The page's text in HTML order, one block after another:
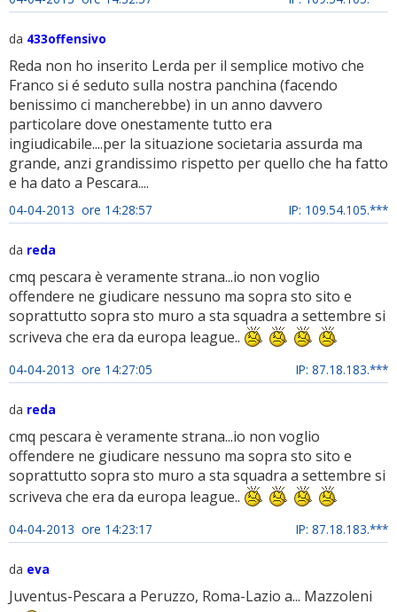
da 433offensivo
Reda non ho inserito Lerda per il semplice motivo che
Franco si é seduto sulla nostra panchina (facendo
benissimo ci mancherebbe) in un anno davvero
particolare dove onestamente tutto era
ingiudicabile....per la situazione societaria assurda ma
grande, anzi grandissimo rispetto per quello che ha fatto
e ha dato a Pescara....
04-04-2013 ore 14:28:57 IP: 109.54.105.***
da reda
cmq pescara è veramente strana...io non voglio
offendere ne giudicare nessuno ma sopra sto sito e
soprattutto sopra sto muro a sta squadra a settembre si
scriveva che era da europa league..
04-04-2013 ore 14:27:05 IP: 87.18.183.***
da reda
cmq pescara è veramente strana...io non voglio
offendere ne giudicare nessuno ma sopra sto sito e
soprattutto sopra sto muro a sta squadra a settembre si
scriveva che era da europa league..
04-04-2013 ore 14:23:17 IP: 87.18.183.***
da eva
Juventus-Pescara a Peruzzo, Roma-Lazio a... Mazzoleni